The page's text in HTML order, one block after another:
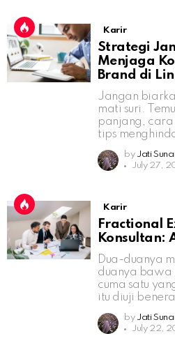
Karir
Strategi
Menjaga
Brand di
Jangan
mati suri.
panjang,
tips
by Jati
July 27,
Karir
Fractional
Konsultan:
Dua-duanya
duanya bawa
cuma satu
itu diuji
by Jati
July 22,